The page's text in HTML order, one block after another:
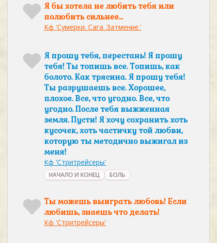
Я бы хотела не любить тебя или
полюбить сильнее…
Кф 'Сумерки. Сага. Затмение.'
Я прошу тебя, перестань! Я прошу
тебя! Ты топишь все. Топишь, как
болото. Как трясина. Я прошу тебя!
Ты разрушаешь все. Хорошее,
плохое. Все, что угодно. Все, что
угодно. После тебя выжженная
земля. Пусти! Я хочу сохранить хоть
кусочек, хоть частичку той любви,
которую ты методично выжигал из
меня!
Кф 'Стритрейсеры'
НАЧАЛО И КОНЕЦ БОЛЬ
Ты можешь выиграть любовь! Если
любишь, знаешь что делать!
Кф 'Стритрейсеры'